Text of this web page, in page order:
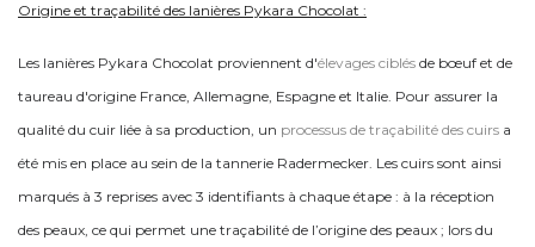
Origine et traçabilité des lanières Pykara Chocolat :
Les lanières Pykara Chocolat proviennent d'élevages ciblés de bœuf et de
taureau d'origine France, Allemagne, Espagne et Italie. Pour assurer la
qualité du cuir liée à sa production, un processus de traçabilité des cuirs a
été mis en place au sein de la tannerie Radermecker. Les cuirs sont ainsi
marqués à 3 reprises avec 3 identifiants à chaque étape : à la réception
des peaux, ce qui permet une traçabilité de l’origine des peaux ; lors du